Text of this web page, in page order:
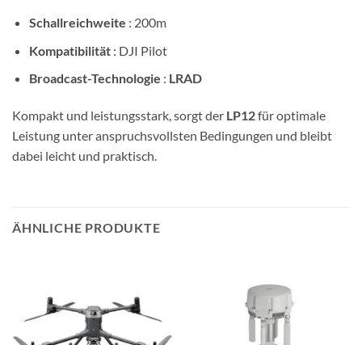
Schallreichweite : 200m
Kompatibilität: DJI Pilot
Broadcast-Technologie : LRAD
Kompakt und leistungsstark, sorgt der LP12für optimale
Leistung unter anspruchsvollsten Bedingungen und bleibt
dabei leicht und praktisch.
ÄHNLICHE PRODUKTE